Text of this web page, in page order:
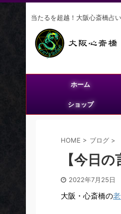
当たるを超越！大阪心斎橋占
ホーム
ショップ
HOME > ブログ >
【今日
2022年7月25日
大阪・心斎橋の